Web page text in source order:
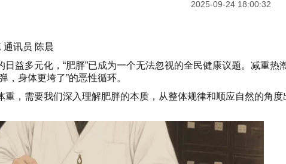
2025-09-24 18:00:32
通讯员 陈晨
日益多元化，“肥胖”已成为一个无法忽视的全民健康议题。减重
，身体更垮了”的恶性循环。
，需要我们深入理解肥胖的本质，从整体规律和顺应自然的角